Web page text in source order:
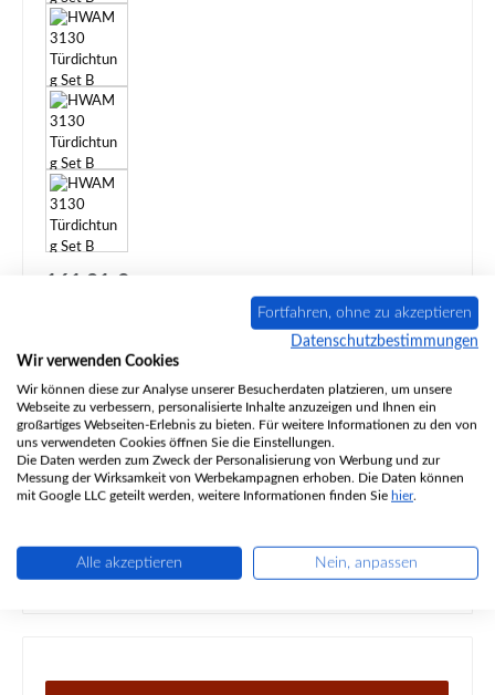
Regulärer Preis:
161,31 €
Preise inkl. MwSt. zzgl. Versandkosten / Versandkostenfrei ab 399,- €
Sofort verfügbar, Lieferzeit: 2-4 Tage
Produkt Anzahl: Gib den gewünschten Wert ein oder benutze die Schaltflächen um
In den Warenkorb
Fortfahren, ohne zu akzeptieren
Datenschutzbestimmungen
Wir verwenden Cookies
Wir können diese zur Analyse unserer Besucherdaten platzieren, um unsere
Webseite zu verbessern, personalisierte Inhalte anzuzeigen und Ihnen ein
großartiges Webseiten-Erlebnis zu bieten. Für weitere Informationen zu den von
uns verwendeten Cookies öffnen Sie die Einstellungen.
Die Daten werden zum Zweck der Personalisierung von Werbung und zur
Messung der Wirksamkeit von Werbekampagnen erhoben. Die Daten können
mit Google LLC geteilt werden, weitere Informationen finden Sie hier.
Alle akzeptieren Nein, anpassen